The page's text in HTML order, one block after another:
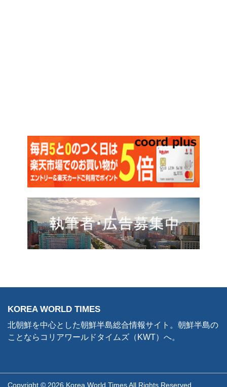
KOREA WORLD TIMES
北朝鮮を中心とした朝鮮半島総合情報サイト。朝鮮半島の
ことならコリアワールドタイムズ（KWT）へ。
Copyright © 2026 Korea World Times All Rights Reserved